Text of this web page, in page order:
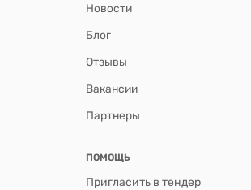
Новости
Блог
Отзывы
Вакансии
Партнеры
ПОМОЩЬ
Пригласить в тендер